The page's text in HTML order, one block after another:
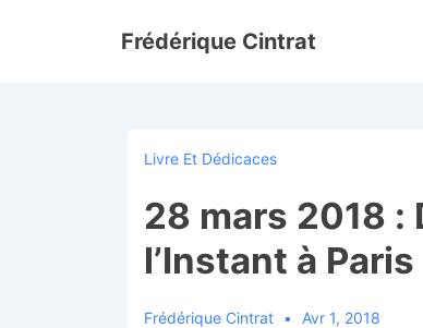
Frédérique Cintrat
Livre Et Dédicaces
28 mars 2018 :
l’Instant à Paris
Frédérique Cintrat Avr 1, 2018